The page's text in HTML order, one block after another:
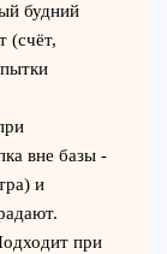
будний
(счёт,
вне базы -
и
при